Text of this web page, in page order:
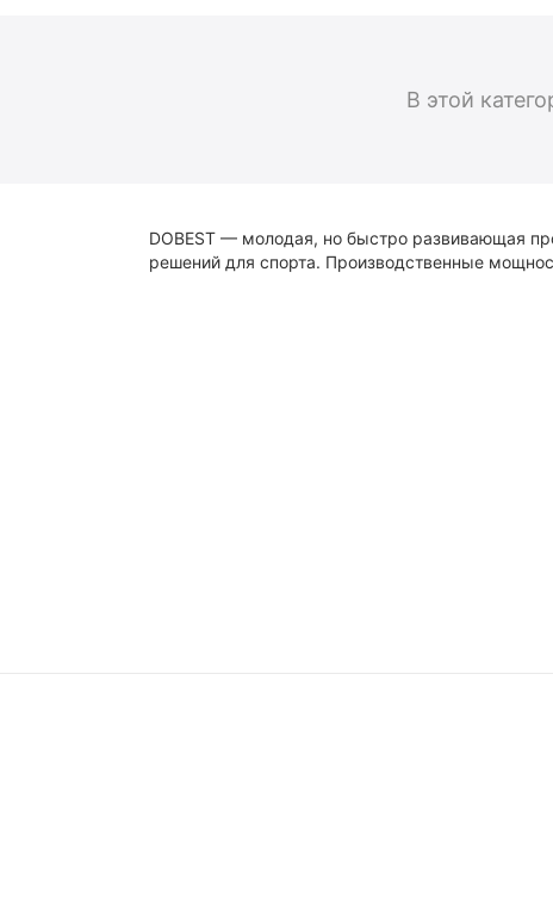
DOBEST — молодая, но быстро развивающая
решений для спорта. Производственные
В этой